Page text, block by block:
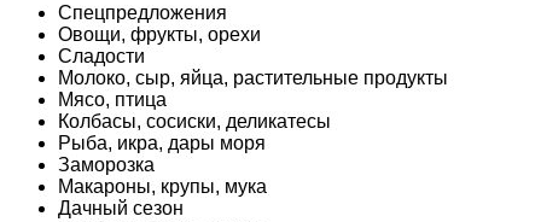
Спецпредложения
Овощи, фрукты, орехи
Сладости
Молоко, сыр, яйца, растительные продукты
Мясо, птица
Колбасы, сосиски, деликатесы
Рыба, икра, дары моря
Заморозка
Макароны, крупы, мука
Дачный сезон